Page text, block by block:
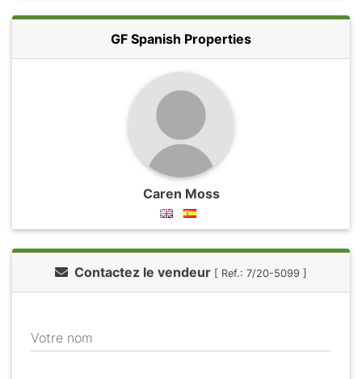
GF Spanish Properties
Caren Moss
Contactez le vendeur [ Ref.: 7/20-5099 ]
Votre nom